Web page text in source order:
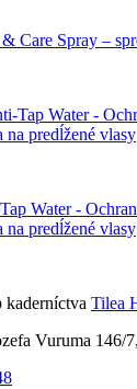
Care Spray –
Water -
predĺžené vlasy
Tilea
Vuruma 146/